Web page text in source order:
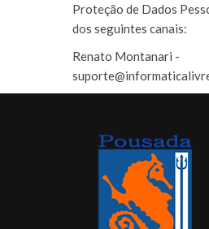
Proteção de Dados
dos seguintes canais:
Renato Montanari -